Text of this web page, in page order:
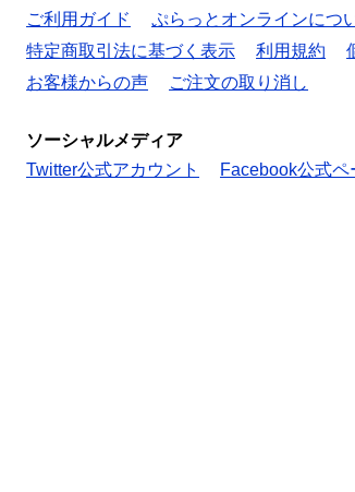
ご利用ガイド
ぷらっとオンラインにつ
特定商取引法に基づく表示
利用規約
お客様からの声
ご注文の取り消し
ソーシャルメディア
Twitter公式アカウント
Facebook公式ペ